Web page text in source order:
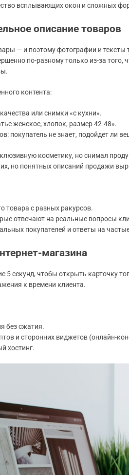
всплывающих окон и сложных
описание товаров
— и поэтому фотографии и
по-разному только из-за
контента:
или снимки «с кухни».
женское, хлопок, размер 42-48».
покупатель не знает, подойдет ли
косметику, но снимал
но понятных описаний продажи
товара с разных ракурсов.
отвечают на реальные вопросы
покупателей и ответы на
магазина
5 секунд, чтобы открыть карточку
к времени клиента.
без сжатия.
и сторонних виджетов (онлайн-
хостинг.